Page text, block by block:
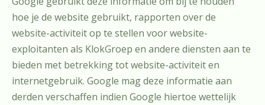
hoe je de website gebruikt, rapporten over de
website-activiteit op te stellen voor website-
exploitanten als KlokGroep en andere diensten aan te
bieden met betrekking tot website-activiteit en
internetgebruik. Google mag deze informatie aan
derden verschaffen indien Google hiertoe wettelijk